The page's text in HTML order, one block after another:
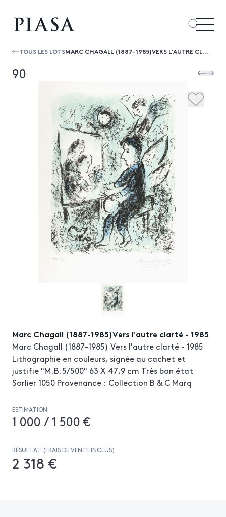
TOUS LES LOTS MARC CHAGALL (1887-1985)VERS L'AUTRE CLARTÉ - 1985
90
Marc Chagall (1887-1985)Vers l'autre clarté - 1985
Marc Chagall (1887-1985) Vers l'autre clarté - 1985
Lithographie en couleurs, signée au cachet et
justifie "M.B.5/500" 63 X 47,9 cm Très bon état
Sorlier 1050 Provenance : Collection B & C Marq
ESTIMATION
1 000 / 1 500 €
RÉSULTAT (FRAIS DE VENTE INCLUS)
2 318 €